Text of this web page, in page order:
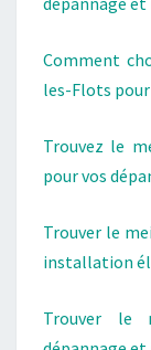
Comment
les-Flots
Trouvez le
pour vos
Trouver le
installation
Trouver le